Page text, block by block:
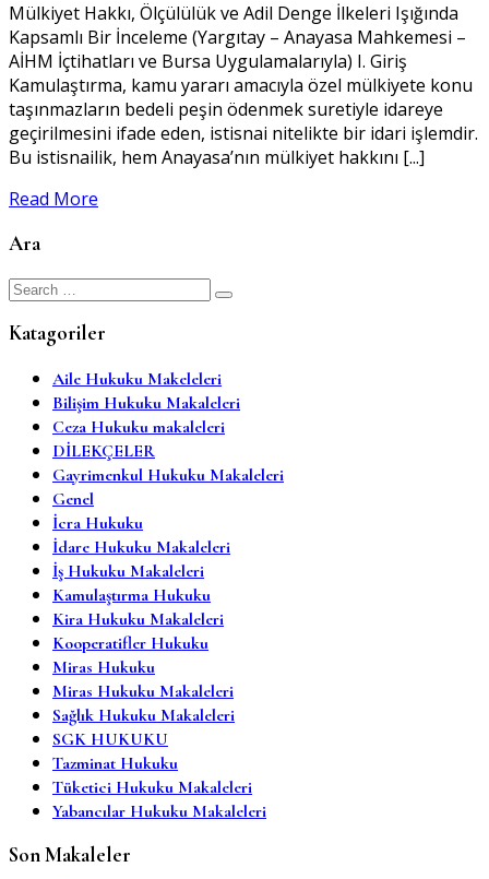
Mülkiyet Hakkı, Ölçülülük ve Adil Denge İlkeleri Işığında
Kapsamlı Bir İnceleme (Yargıtay – Anayasa Mahkemesi –
AİHM İçtihatları ve Bursa Uygulamalarıyla) I. Giriş
Kamulaştırma, kamu yararı amacıyla özel mülkiyete konu
taşınmazların bedeli peşin ödenmek suretiyle idareye
geçirilmesini ifade eden, istisnai nitelikte bir idari işlemdir.
Bu istisnailik, hem Anayasa’nın mülkiyet hakkını [...]
Read More
Ara
Search
Katagoriler
Aile Hukuku Makeleleri
Bilişim Hukuku Makaleleri
Ceza Hukuku makaleleri
DİLEKÇELER
Gayrimenkul Hukuku Makaleleri
Genel
İcra Hukuku
İdare Hukuku Makaleleri
İş Hukuku Makaleleri
Kamulaştırma Hukuku
Kira Hukuku Makaleleri
Kooperatifler Hukuku
Miras Hukuku
Miras Hukuku Makaleleri
Sağlık Hukuku Makaleleri
SGK HUKUKU
Tazminat Hukuku
Tüketici Hukuku Makaleleri
Yabancılar Hukuku Makaleleri
Son Makaleler